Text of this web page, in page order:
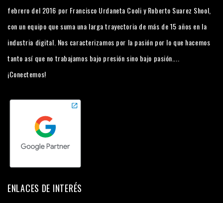
febrero del 2016 por Francisco Urdaneta Cooli y Roberto Suarez Shool,
con un equipo que suma una larga trayectoria de más de 15 años en la
industria digital. Nos caracterizamos por la pasión por lo que hacemos
tanto así que no trabajamos bajo presión sino bajo pasión....
¡Conectemos!
ENLACES DE INTERÉS